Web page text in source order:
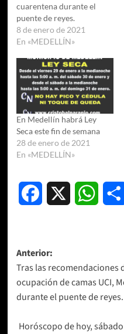
cuarentena durante el
puente de reyes.
8 de enero de 2021
En «MEDELLÍN»
En Medellín habrá Ley
Seca este fin de semana
28 de enero de 2021
En «MEDELLÍN»
Facebook
Navegación
de
entradas
Anterior:
Tras las recomendaciones
ocupación de camas UCI,
durante el puente de reyes.
Horóscopo de hoy,